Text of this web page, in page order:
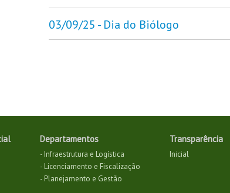
03/09/25 - Dia do Biólogo
Departamentos
- Infraestrutura e Logística
- Licenciamento e Fiscalização
- Planejamento e Gestão
Transparência
Inicial